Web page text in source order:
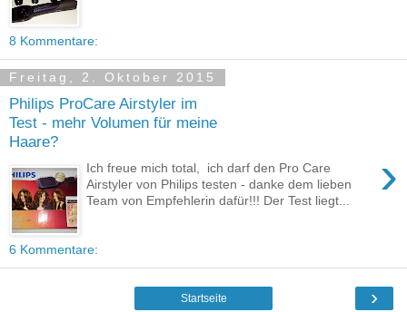
8 Kommentare:
Freitag, 2. Oktober 2015
Philips ProCare Airstyler im
Test - mehr Volumen für meine
Haare?
›
Ich freue mich total, ich darf den Pro Care
Airstyler von Philips testen - danke dem lieben
Team von Empfehlerin dafür!!! Der Test liegt...
6 Kommentare:
›
Startseite